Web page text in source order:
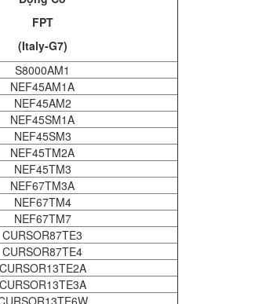
FPT
(Italy-G7)
S8000AM1
NEF45AM1A
NEF45AM2
NEF45SM1A
NEF45SM3
NEF45TM2A
NEF45TM3
NEF67TM3A
NEF67TM4
NEF67TM7
CURSOR87TE3
CURSOR87TE4
CURSOR13TE2A
CURSOR13TE3A